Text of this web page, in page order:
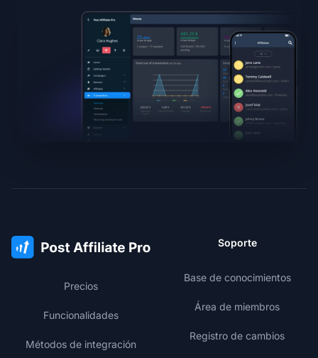
Precios
Funcionalidades
Métodos de integración
Soporte
Base de conocimientos
Área de miembros
Registro de cambios